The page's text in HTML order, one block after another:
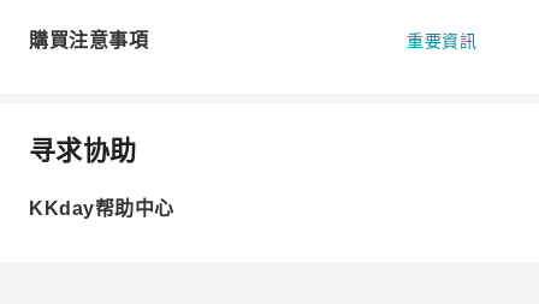
購買注意事項 重要資訊
寻求协助
KKday帮助中心